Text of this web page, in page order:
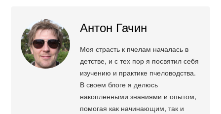
Антон Гачин
Моя страсть к пчелам началась в
детстве, и с тех пор я посвятил себя
изучению и практике пчеловодства.
В своем блоге я делюсь
накопленными знаниями и опытом,
помогая как начинающим, так и